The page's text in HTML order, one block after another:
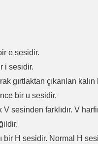
e sesidir.
i sesidir.
gırtlaktan çıkarılan
bir u sesidir.
V sesinden farklıdır. V
bir H sesidir. Normal H